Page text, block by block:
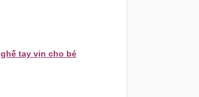
ghế tay vịn cho bé